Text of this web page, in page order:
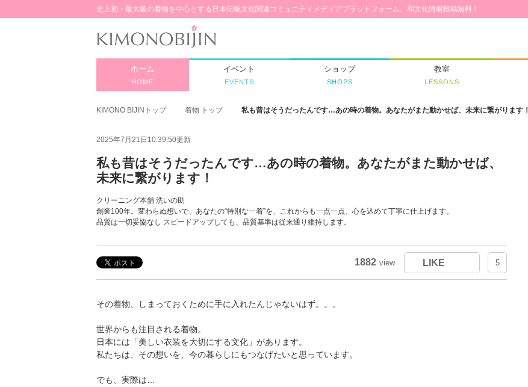
史上初・最大級の着物を中心とする日本伝統文化関連コミュニティメディアプラットフォーム。和文化情報投稿無料！
ホーム
HOME
イベント
EVENTS
ショップ
SHOPS
教室
LESSONS
KIMONO BIJINトップ 着物 トップ 私も昔はそうだったんです…あの時の着物。あなたがまた動かせば、未来に繋がります！
2025年7月21日10:39:50更新
私も昔はそうだったんです…あの時の着物。あなたがまた動かせば、
未来に繋がります！
クリーニング本舗 洗いの助
創業100年。変わらぬ想いで、あなたの“特別な一着”を、これからも一点一点、心を込めて丁寧に仕上げます。
品質は一切妥協なし スピードアップしても、品質基準は従来通り維持します。
LIKE 5
1882 view
その着物、しまっておくために手に入れたんじゃないはず。。。
世界からも注目される着物。
日本には「美しい衣装を大切にする文化」があります。
私たちは、その想いを、今の暮らしにもつなげたいと思っています。
でも、実際は…